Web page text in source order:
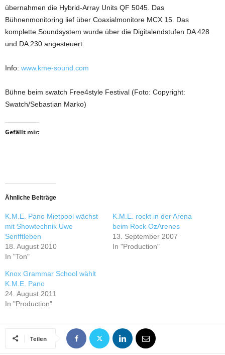
übernahmen die Hybrid-Array Units QF 5045. Das
Bühnenmonitoring lief über Coaxialmonitore MCX 15. Das
komplette Soundsystem wurde über die Digitalendstufen DA 428
und DA 230 angesteuert.
Info: www.kme-sound.com
Bühne beim swatch Free4style Festival (Foto: Copyright:
Swatch/Sebastian Marko)
Gefällt mir:
Ähnliche Beiträge
K.M.E. Pano Mietpool wächst
mit Showtechnik Uwe
Senfftleben
18. August 2010
In "Ton"
K.M.E. rockt in der Arena
beim Rock OzArenes
13. September 2007
In "Production"
Knox Grammar School wählt
K.M.E. Pano
24. August 2011
In "Production"
Teilen